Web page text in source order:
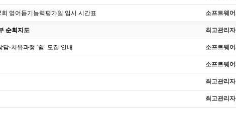
영어듣기능력평가일 임시 시간표 소프트웨
순회지도 최고관리자
·치유과정 ‘쉼’ 모집 안내 소프트웨
소프트웨
최고관리자
최고관리자